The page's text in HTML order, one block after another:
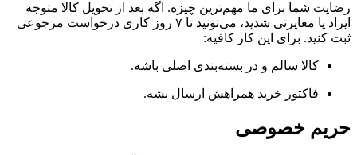
رضایت شما برای ما مهم‌ترین چیزه. اگه بعد از تحویل کالا متوجه
ایراد یا مغایرتی شدید، می‌تونید تا ۷ روز کاری درخواست مرجوعی
ثبت کنید. برای این کار کافیه:
کالا سالم و در بسته‌بندی اصلی باشه.
فاکتور خرید همراهش ارسال بشه.
حریم خصوصی